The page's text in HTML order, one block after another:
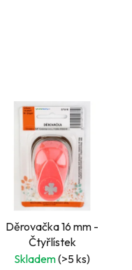
Děrovačka 16 mm -
Čtyřlístek
Skladem(>5 ks)